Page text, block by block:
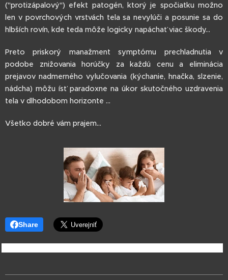
("protizápalový") efekt patogén, ktorý je spočiatku možno
len v povrchových vrstvách tela sa nevylúči a posunie sa do
hlbších rovín, kde teda môže logicky napáchať viac škody...
Preto priskorý manažment symptómu prechladnutia v
podobe znižovania horúčky za každú cenu a eliminácia
prejavov nadmerného vylučovania (kýchanie, hnačka, slzenie,
nádcha) môžu ísť paradoxne na úkor skutočného uzdravenia
tela v dlhodobom horizonte ...
Všetko dobré vám prajem...
Share